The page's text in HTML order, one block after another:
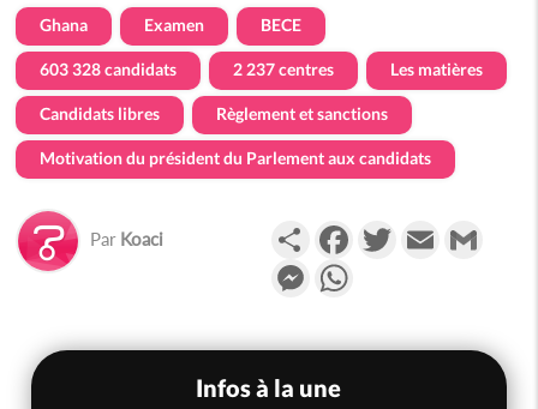
Ghana Examen BECE
603 328 candidats 2 237 centres Les matières
Candidats libres Règlement et sanctions
Motivation du président du Parlement aux candidats
Par Koaci PartagerFacebookTwitterEmail
Messenger
Infos à la une